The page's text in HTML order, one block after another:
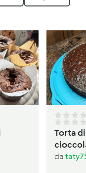
Torta
da